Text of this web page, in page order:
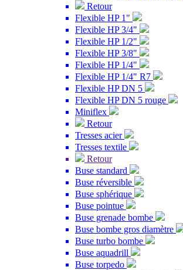
Retour
Flexible HP 1"
Flexible HP 3/4"
Flexible HP 1/2"
Flexible HP 3/8"
Flexible HP 1/4"
Flexible HP 1/4" R7
Flexible HP DN 5
Flexible HP DN 5 rouge
Miniflex
Retour
Tresses acier
Tresses textile
Retour
Buse standard
Buse réversible
Buse sphérique
Buse pointue
Buse grenade bombe
Buse bombe gros diamètre
Buse turbo bombe
Buse aquadrill
Buse torpedo